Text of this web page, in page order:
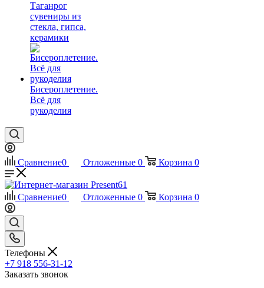
Таганрог
сувениры из
стекла, гипса,
керамики
Бисероплетение.
Всё для
рукоделия
Сравнение0 Отложенные 0 Корзина 0
Сравнение0 Отложенные 0 Корзина 0
Телефоны
+7 918 556-31-12
Заказать звонок